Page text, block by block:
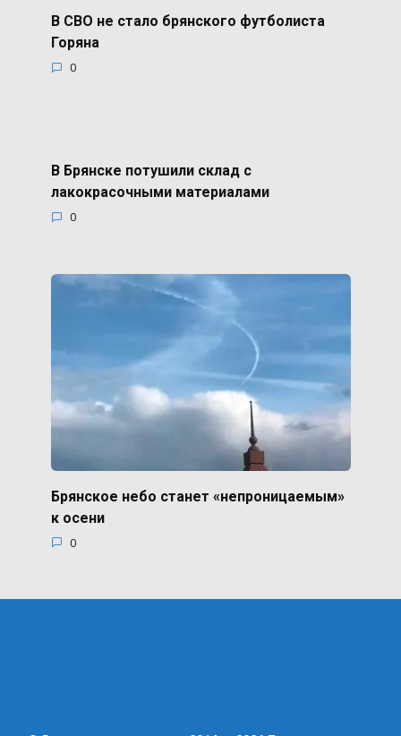
В СВО не стало брянского футболиста
Горяна
0
В Брянске потушили склад с
лакокрасочными материалами
0
Брянское небо станет «непроницаемым»
к осени
0